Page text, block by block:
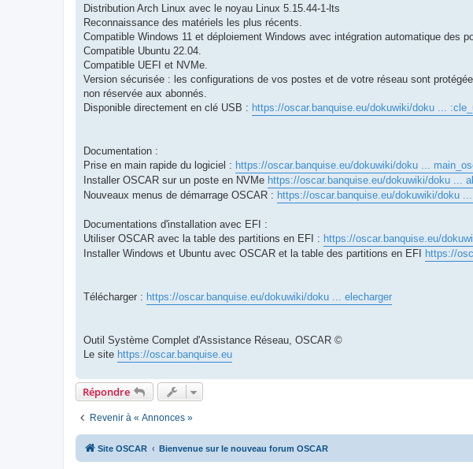
s
a
g
Distribution Arch Linux avec le noyau Linux 5.15.44-1-lts
Reconnaissance des matériels les plus récents.
Compatible Windows 11 et déploiement Windows avec intégration automatique des
Compatible Ubuntu 22.04.
Compatible UEFI et NVMe.
Version sécurisée : les configurations de vos postes et de votre réseau sont
non réservée aux abonnés.
Disponible directement en clé USB : https://oscar.banquise.eu/dokuwiki/doku ...
Documentation :
Prise en main rapide du logiciel : https://oscar.banquise.eu/dokuwiki/doku ...
Installer OSCAR sur un poste en NVMe https://oscar.banquise.eu/dokuwiki/doku ...
Nouveaux menus de démarrage OSCAR : https://oscar.banquise.eu/dokuwiki/doku
Documentations d'installation avec EFI :
Utiliser OSCAR avec la table des partitions en EFI : https://oscar.banquise.eu/
Installer Windows et Ubuntu avec OSCAR et la table des partitions en EFI https://
Télécharger : https://oscar.banquise.eu/dokuwiki/doku ... elecharger
Outil Système Complet d'Assistance Réseau, OSCAR ©
Le site https://oscar.banquise.eu
Répondre
Revenir à « Annonces »
Site OSCAR Bienvenue sur le nouveau forum OSCAR